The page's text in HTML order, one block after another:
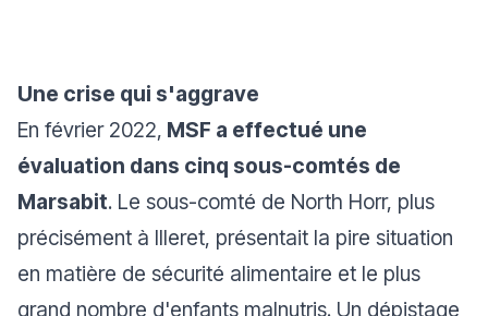
Une crise qui s'aggrave
En février 2022, MSF a effectué une
évaluation dans cinq sous-comtés de
Marsabit. Le sous-comté de North Horr, plus
précisément à Illeret, présentait la pire situation
en matière de sécurité alimentaire et le plus
grand nombre d'enfants malnutris. Un dépistage